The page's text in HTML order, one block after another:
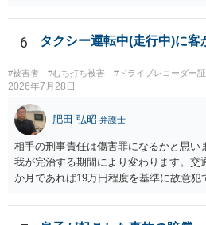
6 タクシー運転中(走行中)に客
#被害者 #むち打ち被害 #ドライブレコーダー
2026年7月28日
肥田 弘昭 弁護士
相手の刑事責任は傷害罪になるかと思い
我が完治する期間により変わります。交
か月であれば19万円程度を基準に故意犯
上がるかと思います。ご参考にしてくだ